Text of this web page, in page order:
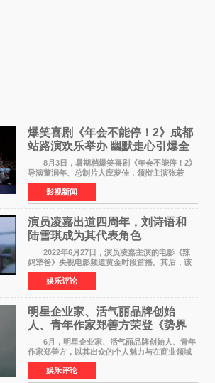
爆笑喜剧《年会不能停！2》成都
站路演欢乐举办 幽默走心引爆全
场共鸣
8月3日，暑期档爆笑喜剧《年会不能停！2》
导演董润年、总制片人应萝佳，领衔主演张若
昀、白客，惊喜出演庄达菲，特别主演孙艺洲，
特别出演田雨，友情出演欧阳奋强出席成都路
演，与观众近距离互
影视新闻
演员凌嘉出道四周年，刘诗语和
陆雪琪成为其代表角色
2022年6月27日，演员凌嘉主演的电影《辣
妈犟爸》央视电影频道黄金时段首播。其后，该
电影在央视电影频道多次复播（2022年8月10
日，2022年9月30日，2023年7月17日，2025年7
月14日）。除了多次复
娱乐评论
明星企业家、活气丽品牌创始
人、青年作家郑善方荣登《势界
POWERCIRCLES》6月刊
6月，明星企业家、活气丽品牌创始人、青年
作家郑善方，以其出众的个人魅力与在商业领域
的卓越建树，成功登上《势界
POWERCIRCLES》，展现了他在时尚与商业领
娱乐评论